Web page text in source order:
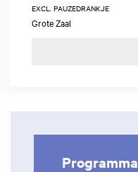
EXCL. PAUZEDRANKJE
Grote Zaal
Programma